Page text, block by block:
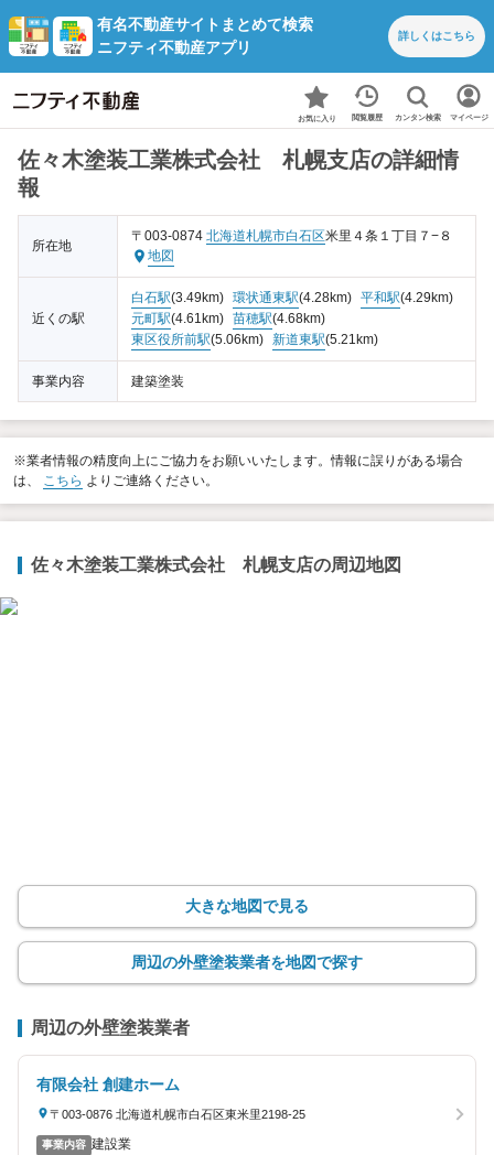
有名不動産サイトまとめて検索
ニフティ不動産アプリ
詳しくはこちら
お気に入り 閲覧履歴 カンタン検索 マイページ
佐々木塗装工業株式会社 札幌支店の詳細情
報
所在地
〒003-0874 北海道札幌市白石区米里４条１丁目７−８
地図
近くの駅
白石駅(3.49km) 環状通東駅(4.28km) 平和駅(4.29km)
元町駅(4.61km) 苗穂駅(4.68km)
東区役所前駅(5.06km) 新道東駅(5.21km)
事業内容 建築塗装
※業者情報の精度向上にご協力をお願いいたします。情報に誤りがある場合
は、 こちら よりご連絡ください。
佐々木塗装工業株式会社 札幌支店の周辺地図
大きな地図で見る
周辺の外壁塗装業者を地図で探す
周辺の外壁塗装業者
有限会社 創建ホーム
〒003-0876 北海道札幌市白石区東米里2198-25
事業内容 建設業